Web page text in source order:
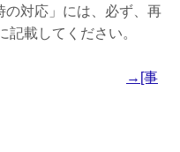
対応」には、必ず、再
載してください。
→[事